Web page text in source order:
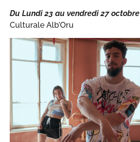
Du Lundi 23 au vendredi 27 octobre
Culturale Alb’Oru